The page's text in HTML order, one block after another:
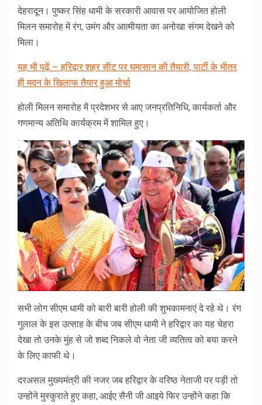
देहरादून। पुष्कर सिंह धामी के सरकारी आवास पर आयोजित होली
मिलन समारोह में रंग, उमंग और आत्मीयता का अनोखा संगम देखने को
मिला।
यह भी पढ़ें – हरिद्वार शहर सीट पर घमासान की तैयारी, पार्टी के भीतर
ही मदन के खिलाफ तैयार हुआ मोर्चा
होली मिलन समारोह में प्रदेशभर से आए जनप्रतिनिधि, कार्यकर्ता और
गणमान्य अतिथि कार्यक्रम में शामिल हुए।
सभी लोग सीएम धामी को बारी बारी होली की शुभकामनाएं दे रहे थे। रंग
गुलाल के इस उत्साह के बीच जब सीएम धामी ने हरिद्वार का यह चेहरा
देखा तो उनके मुंह से जो शब्द निकले वो नेता जी व्यतित्व को बया करने
के लिए काफी थे।
दरअसल मुख्यमंत्री की नजर जब हरिद्वार के वरिष्ठ नेताजी पर पड़ी तो
उन्होंने मुस्कुराते हुए कहा, आईए सैनी जी आइये फिर उन्होंने कहा कि